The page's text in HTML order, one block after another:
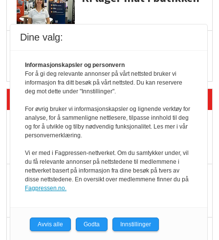
Siste artikler - Økologisk
Kolonihagens norske
yoghurt: Trues av
melkemangel
Marit Kolby vant
Blir enklere å velge
Dine valg:
Informasjonskapsler og personvern
For å gi deg relevante annonser på vårt nettsted bruker vi
informasjon fra ditt besøk på vårt nettsted. Du kan reservere
deg mot dette under "Innstillinger".
For øvrig bruker vi informasjonskapsler og lignende verktøy for
analyse, for å sammenligne nettlesere, tilpasse innhold til deg
og for å utvikle og tilby nødvendig funksjonalitet. Les mer i vår
personvernerklæring.
Vi er med i Fagpressen-nettverket. Om du samtykker under, vil
du få relevante annonser på nettstedene til medlemmene i
nettverket basert på informasjon fra dine besøk på tvers av
disse nettstedene. En oversikt over medlemmene finner du på
Fagpressen.no.
Avvis alle Godta Innstillinger